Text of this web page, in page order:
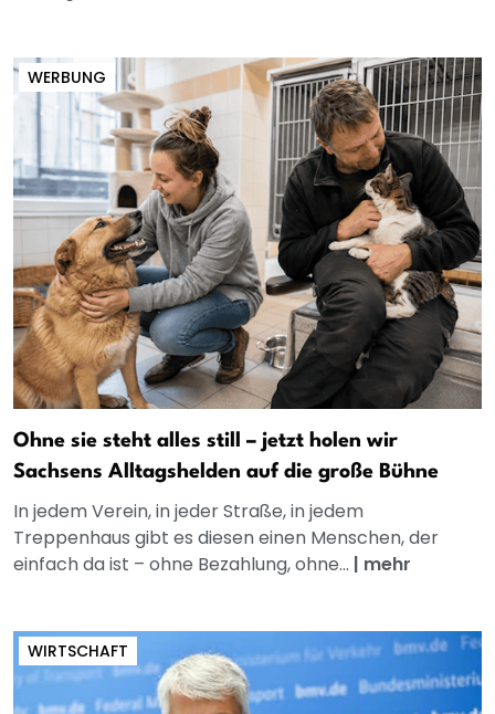
WERBUNG
Ohne sie steht alles still – jetzt holen wir
Sachsens Alltagshelden auf die große Bühne
In jedem Verein, in jeder Straße, in jedem
Treppenhaus gibt es diesen einen Menschen, der
einfach da ist – ohne Bezahlung, ohne... | mehr
WIRTSCHAFT